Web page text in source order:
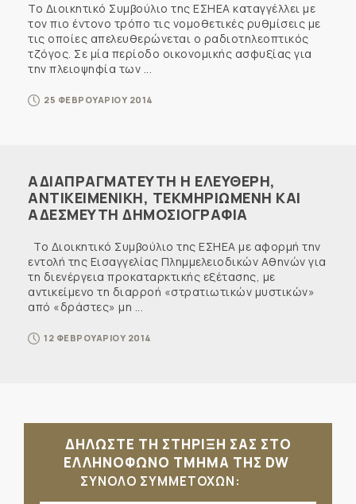
Το Διοικητικό Συμβούλιο της ΕΣΗΕΑ καταγγέλλει με
τον πιο έντονο τρόπο τις νομοθετικές ρυθμίσεις με
τις οποίες απελευθερώνεται ο ραδιοτηλεοπτικός
τζόγος. Σε μία περίοδο οικονομικής ασφυξίας για
την πλειοψηφία των ...
25 ΦΕΒΡΟΥΑΡΙΟΥ 2014
ΑΔΙΑΠΡΑΓΜΑΤΕΥΤΗ Η ΕΛΕΥΘΕΡΗ,
ΑΝΤΙΚΕΙΜΕΝΙΚΗ, ΤΕΚΜΗΡΙΩΜΕΝΗ ΚΑΙ
ΑΔΕΣΜΕΥΤΗ ΔΗΜΟΣΙΟΓΡΑΦΙΑ
Το Διοικητικό Συμβούλιο της ΕΣΗΕΑ με αφορμή την
εντολή της Εισαγγελίας Πλημμελειοδικών Αθηνών για
τη διενέργεια προκαταρκτικής εξέτασης, με
αντικείμενο τη διαρροή «στρατιωτικών μυστικών»
από «δράστες» μη ...
12 ΦΕΒΡΟΥΑΡΙΟΥ 2014
ΔΗΛΩΣΤΕ ΤΗ ΣΤΗΡΙΞΗ ΣΑΣ ΣΤΟ
ΕΛΛΗΝΟΦΩΝΟ ΤΜΗΜΑ ΤΗΣ DW
ΣΥΝΟΛΟ ΣΥΜΜΕΤΟΧΩΝ: